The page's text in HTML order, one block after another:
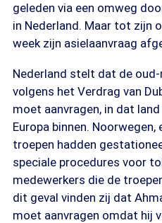
geleden via een omweg
in Nederland. Maar tot zijn
week zijn asielaanvraag
Nederland stelt dat de
volgens het Verdrag van
moet aanvragen, in dat
Europa binnen. Noorwegen,
troepen hadden
speciale procedures voor
medewerkers die de
dit geval vinden zij dat
moet aanvragen omdat hij